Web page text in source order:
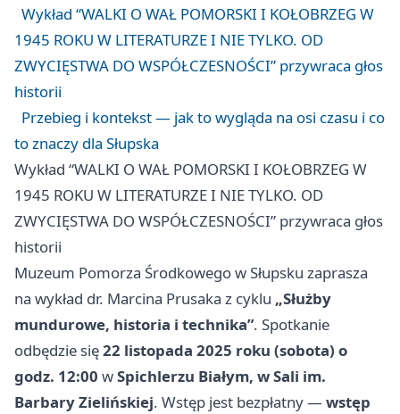
Wykład “WALKI O WAŁ POMORSKI I KOŁOBRZEG W
1945 ROKU W LITERATURZE I NIE TYLKO. OD
ZWYCIĘSTWA DO WSPÓŁCZESNOŚCI” przywraca głos
historii
Przebieg i kontekst — jak to wygląda na osi czasu i co
to znaczy dla Słupska
Wykład “WALKI O WAŁ POMORSKI I KOŁOBRZEG W
1945 ROKU W LITERATURZE I NIE TYLKO. OD
ZWYCIĘSTWA DO WSPÓŁCZESNOŚCI” przywraca głos
historii
Muzeum Pomorza Środkowego w Słupsku zaprasza
na wykład dr. Marcina Prusaka z cyklu „Służby
mundurowe, historia i technika”. Spotkanie
odbędzie się22 listopada 2025 roku (sobota) o
godz. 12:00 wSpichlerzu Białym, w Sali im.
Barbary Zielińskiej. Wstęp jest bezpłatny — wstęp